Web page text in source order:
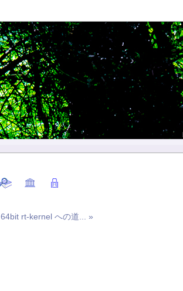
64bit rt-kernel への道... »